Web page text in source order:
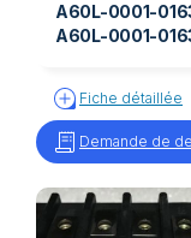
A60L-0001-
A60L-0001-
Fiche détaillée
Demande de